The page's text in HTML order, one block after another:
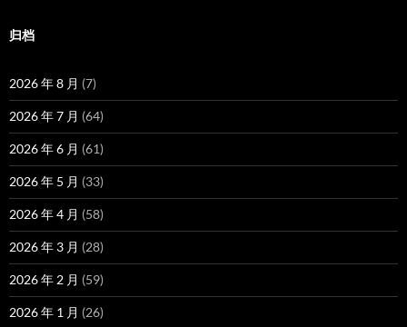
归档
2026 年 8 月 (7)
2026 年 7 月 (64)
2026 年 6 月 (61)
2026 年 5 月 (33)
2026 年 4 月 (58)
2026 年 3 月 (28)
2026 年 2 月 (59)
2026 年 1 月 (26)